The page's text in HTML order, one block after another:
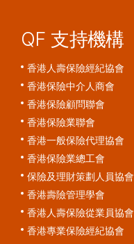
QF 支持機構
香港人壽保險經紀協會
香港保險中介人商會
香港保險顧問聯會
香港保險業聯會
香港一般保險代理協會
香港保險業總工會
保險及理財策劃人員協會
香港壽險管理學會
香港人壽保險從業員協會
香港專業保險經紀協會